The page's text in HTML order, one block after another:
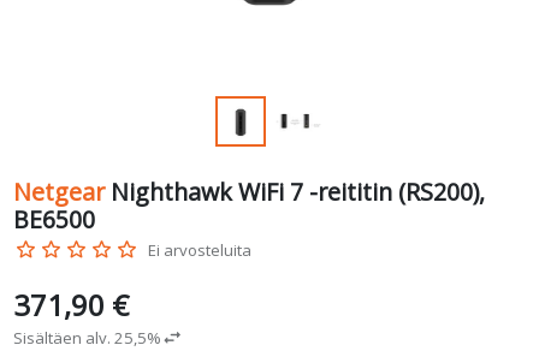
Netgear Nighthawk WiFi 7 -reititin (RS200),
BE6500
star_border star_border star_border star_border star_border Ei arvosteluita
371,90 €
Sisältäen alv. 25,5%swap_horiz